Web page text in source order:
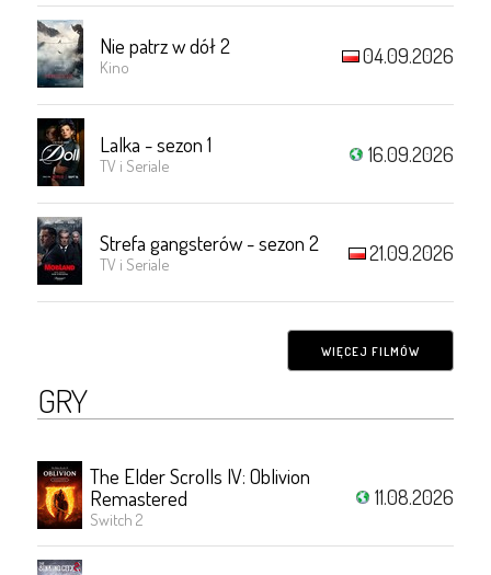
Nie patrz w dół 2
Kino 04.09.2026
Lalka - sezon 1
TV i Seriale 16.09.2026
Strefa gangsterów - sezon 2
TV i Seriale 21.09.2026
WIĘCEJ FILMÓW
GRY
The Elder Scrolls IV: Oblivion
Remastered
Switch 2
11.08.2026